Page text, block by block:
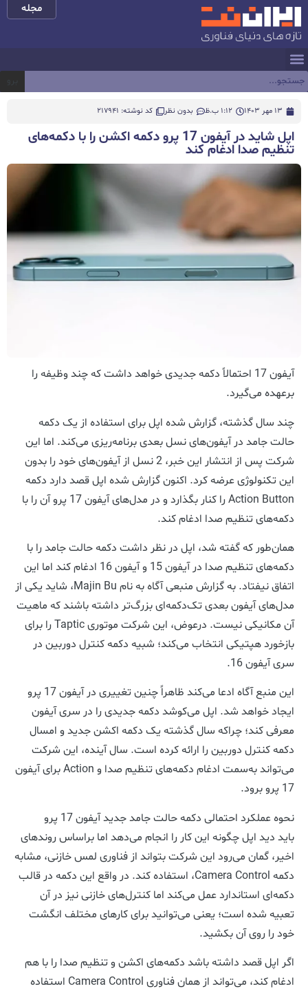
مجله
13 مهر 1403 1:12 ب.ظ بدون نظر کد نوشته: 217941
اپل شاید در آیفون 17 پرو دکمه اکشن را با دکمه‌های
تنظیم صدا ادغام کند
آیفون 17 احتمالاً دکمه جدیدی خواهد داشت که چند وظیفه را
برعهده می‌گیرد.
چند سال گذشته، گزارش شده اپل برای استفاده از یک دکمه
حالت جامد در آیفون‌های نسل بعدی برنامه‌ریزی می‌کند. اما این
شرکت پس از انتشار این خبر، 2 نسل از آیفون‌های خود را بدون
این تکنولوژی عرضه کرد. اکنون گزارش شده اپل قصد دارد دکمه
Action Button را کنار بگذارد و در مدل‌های آیفون 17 پرو آن را با
دکمه‌های تنظیم صدا ادغام کند.
همان‌طور که گفته شد، اپل در نظر داشت دکمه حالت جامد را با
دکمه‌های تنظیم صدا در آیفون 15 و آیفون 16 ادغام کند اما این
اتفاق نیفتاد. به‌ گزارش منبعی آگاه به‌ نام Majin Bu، شاید یکی از
مدل‌های آیفون بعدی تک‌دکمه‌ای بزرگ‌تر داشته باشند که ماهیت
آن مکانیکی نیست. درعوض، این شرکت موتوری Taptic را برای
بازخورد هپتیکی انتخاب می‌کند؛ شبیه دکمه کنترل دوربین در
سری آیفون 16.
این منبع آگاه ادعا می‌کند ظاهراً چنین تغییری در آیفون 17 پرو
ایجاد خواهد شد. اپل می‌کوشد دکمه جدیدی را در سری آیفون
معرفی کند؛ چراکه سال گذشته یک دکمه اکشن جدید و امسال
دکمه کنترل دوربین را ارائه کرده است. سال آینده، این شرکت
می‌تواند به‌سمت ادغام دکمه‌های تنظیم صدا و Action برای آیفون‌
17 پرو برود.
نحوه عملکرد احتمالی دکمه حالت جامد جدید آیفون 17 پرو
باید دید اپل چگونه این کار را انجام می‌دهد اما براساس روندهای
اخیر، گمان می‌رود این شرکت بتواند از فناوری لمس خازنی، مشابه
دکمه Camera Control، استفاده کند. در واقع این دکمه در قالب
دکمه‌ای استاندارد عمل می‌کند اما کنترل‌های خازنی نیز در آن
تعبیه شده است؛ یعنی می‌توانید برای کارهای مختلف انگشت
خود را روی آن بکشید.
اگر اپل قصد داشته باشد دکمه‌های اکشن و تنظیم صدا را با هم
ادغام کند، می‌تواند از همان فناوری Camera Control استفاده